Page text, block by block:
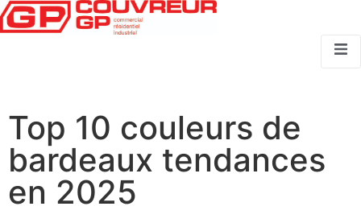
Top 10 couleurs de
bardeaux tendances
en 2025